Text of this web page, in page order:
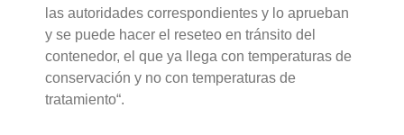
las autoridades correspondientes y lo aprueban
y se puede hacer el reseteo en tránsito del
contenedor, el que ya llega con temperaturas de
conservación y no con temperaturas de
tratamiento“.